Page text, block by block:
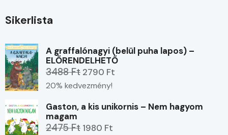
Sikerlista
A graffalónagyi (belül puha lapos) –
ELŐRENDELHETŐ
3488 Ft 2790 Ft
20% kedvezmény!
Gaston, a kis unikornis – Nem hagyom
magam
2475 Ft 1980 Ft